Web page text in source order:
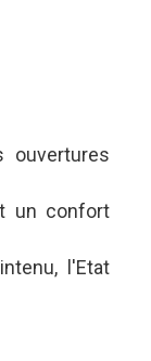
ouvertures
un confort
l'Etat